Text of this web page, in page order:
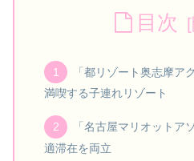
目次
「都リゾート奥志摩ア
満喫する子連れリゾート
「名古屋マリオットア
適滞在を両立